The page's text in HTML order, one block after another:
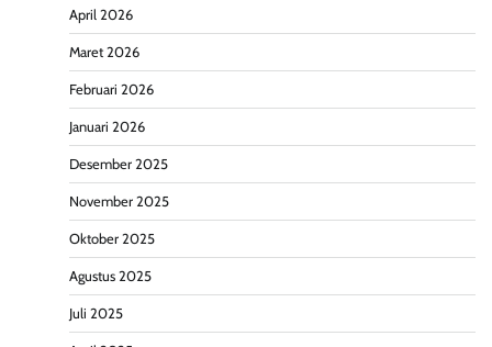
April 2026
Maret 2026
Februari 2026
Januari 2026
Desember 2025
November 2025
Oktober 2025
Agustus 2025
Juli 2025